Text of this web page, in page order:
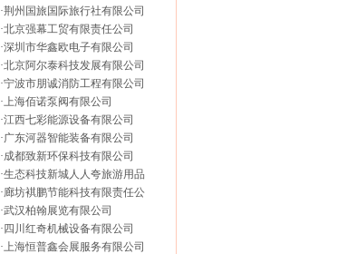
·荆州国旅国际旅行社有限公司
·北京强幕工贸有限责任公司
·深圳市华鑫欧电子有限公司
·北京阿尔泰科技发展有限公司
·宁波市朋诚消防工程有限公司
·上海佰诺泵阀有限公司
·江西七彩能源设备有限公司
·广东河器智能装备有限公司
·成都致新环保科技有限公司
·生态科技新城人人夸旅游用品
·廊坊褀鹏节能科技有限责任公
·武汉柏翰展览有限公司
· 四川红奇机械设备有限公司
·上海恒普鑫会展服务有限公司